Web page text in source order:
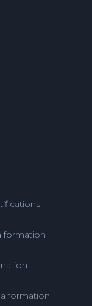
formation
formation